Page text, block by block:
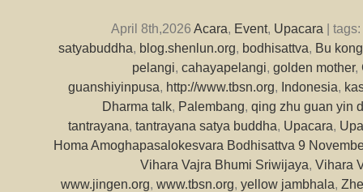
April 8th,2026 Acara, Event, Upacara | tags:
satyabuddha, blog.shenlun.org, bodhisattva, Bu
pelangi, cahayapelangi, golden mother,
guanshiyinpusa, http://www.tbsn.org, Indonesia,
Dharma talk, Palembang, qing zhu guan yin
tantrayana, tantrayana satya buddha, Upacara,
Homa Amoghapasalokesvara Bodhisattva 9
Vihara Vajra Bhumi Sriwijaya, Vihara
www.jingen.org, www.tbsn.org, yellow jambhala,